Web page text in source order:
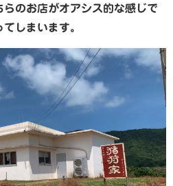
のお店がオアシス的な感じで
しまいます。